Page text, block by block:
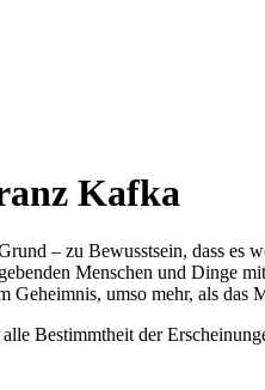
Kafka
– zu Bewusstsein, dass es
Menschen und Dinge
umso mehr, als das
Bestimmtheit der